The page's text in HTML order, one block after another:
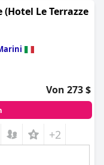
(Hotel Le Terrazze
Von 273 $
+2